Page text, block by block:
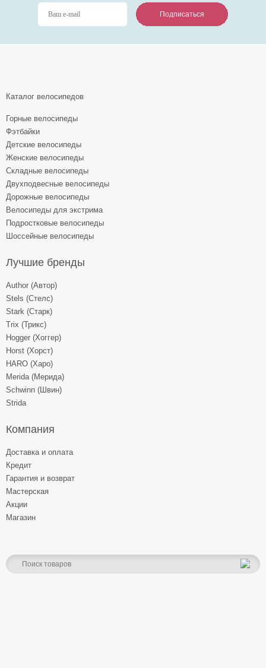
Подписаться
Подписаться
Подписаться
Каталог велосипедов
Горные велосипеды
Фэтбайки
Детские велосипеды
Женские велосипеды
Складные велосипеды
Двухподвесные велосипеды
Дорожные велосипеды
Велосипеды для экстрима
Подростковые велосипеды
Шоссейные велосипеды
Лучшие бренды
Author (Автор)
Stels (Стелс)
Stark (Старк)
Trix (Трикс)
Hogger (Хоггер)
Horst (Хорст)
HARO (Харо)
Merida (Мерида)
Schwinn (Швин)
Strida
Компания
Доставка и оплата
Кредит
Гарантия и возврат
Мастерская
Акции
Магазин